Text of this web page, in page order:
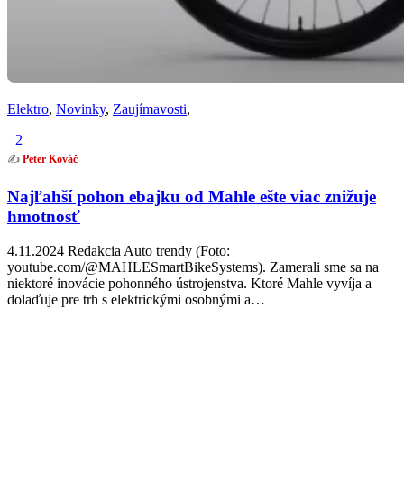
Elektro, Novinky, Zaujímavosti,
2
✍️ Peter Kováč
Najľahší pohon ebajku od Mahle ešte viac znižuje
hmotnosť
4.11.2024 Redakcia Auto trendy (Foto:
youtube.com/@MAHLESmartBikeSystems). Zamerali sme sa na
niektoré inovácie pohonného ústrojenstva. Ktoré Mahle vyvíja a
dolaďuje pre trh s elektrickými osobnými a…